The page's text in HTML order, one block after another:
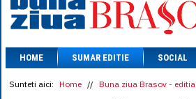
HOME SUMAR EDITIE SOCIAL
Sunteti aici: Home // Buna ziua Brasov -